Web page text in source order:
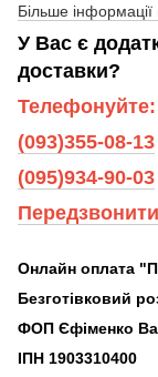
Більше інформації
У Вас є
доставки?
Телефонуйте:
(093)355-08-13
(095)934-90-03
Онлайн оплата
Безготівковий
ФОП Єфіменко
ІПН 1903310400